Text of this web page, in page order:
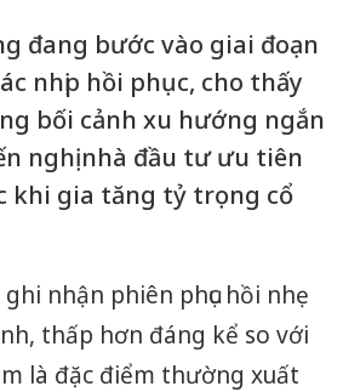
đang bước vào giai đoạn
nhịp hồi phục, cho thấy
bối cảnh xu hướng ngắn
nghị nhà đầu tư ưu tiên
khi gia tăng tỷ trọng cổ
nhận phiên phục hồi nhẹ
thấp hơn đáng kể so với
là đặc điểm thường xuất